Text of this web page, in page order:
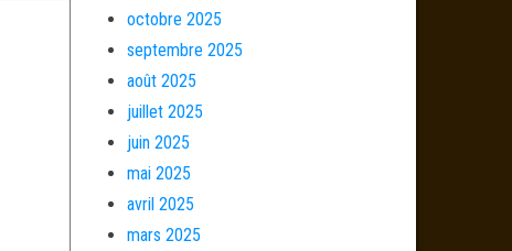
octobre 2025
septembre 2025
août 2025
juillet 2025
juin 2025
mai 2025
avril 2025
mars 2025